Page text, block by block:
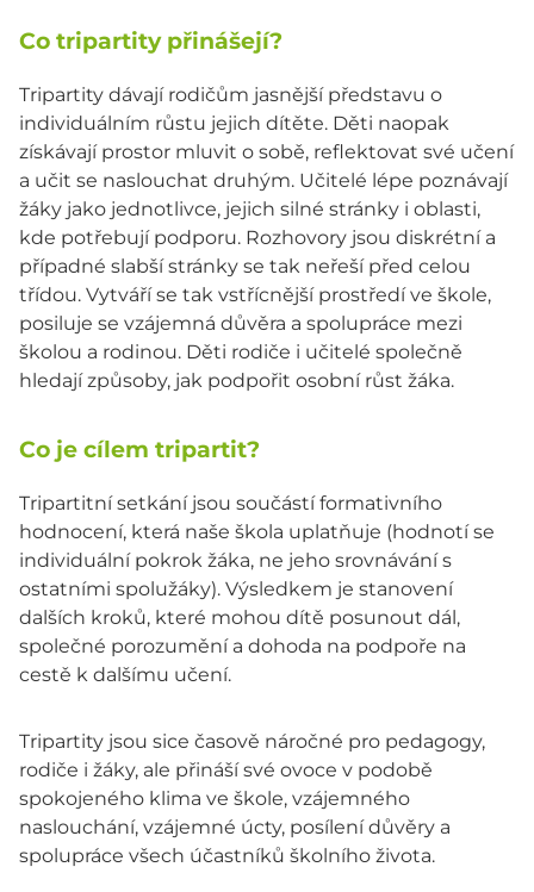
Co tripartity přinášejí?
Tripartity dávají rodičům jasnější představu o
individuálním růstu jejich dítěte. Děti naopak
získávají prostor mluvit o sobě, reflektovat své učení
a učit se naslouchat druhým. Učitelé lépe poznávají
žáky jako jednotlivce, jejich silné stránky i oblasti,
kde potřebují podporu. Rozhovory jsou diskrétní a
případné slabší stránky se tak neřeší před celou
třídou. Vytváří se tak vstřícnější prostředí ve škole,
posiluje se vzájemná důvěra a spolupráce mezi
školou a rodinou. Děti rodiče i učitelé společně
hledají způsoby, jak podpořit osobní růst žáka.
Co je cílem tripartit?
Tripartitní setkání jsou součástí formativního
hodnocení, která naše škola uplatňuje (hodnotí se
individuální pokrok žáka, ne jeho srovnávání s
ostatními spolužáky). Výsledkem je stanovení
dalších kroků, které mohou dítě posunout dál,
společné porozumění a dohoda na podpoře na
cestě k dalšímu učení.
Tripartity jsou sice časově náročné pro pedagogy,
rodiče i žáky, ale přináší své ovoce v podobě
spokojeného klima ve škole, vzájemného
naslouchání, vzájemné úcty, posílení důvěry a
spolupráce všech účastníků školního života.